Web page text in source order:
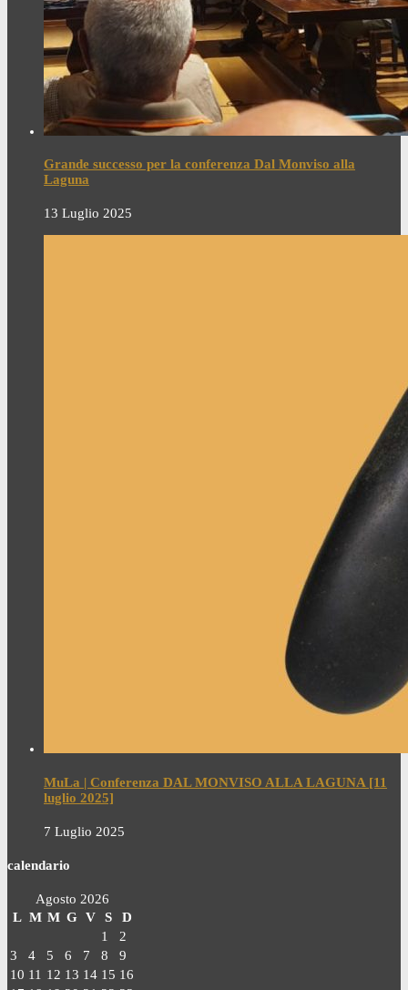
Grande successo per la conferenza Dal Monviso alla
Laguna
13 Luglio 2025
MuLa | Conferenza DAL MONVISO ALLA LAGUNA [11
luglio 2025]
7 Luglio 2025
calendario
Agosto 2026
L M M G V S
D
1
2
3
4 5 6 7 8
9
10 11 12 13 14 15 16